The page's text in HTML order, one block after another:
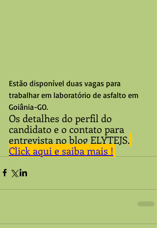
Estão disponível duas vagas para
trabalhar em laboratório de asfalto em
Goiânia-GO.
Os detalhes do perfil do
candidato e o contato para
entrevista no blog ELYTEJS.
Click aqui e saiba mais !